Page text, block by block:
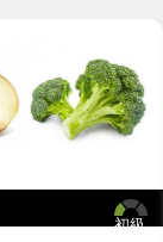
初級